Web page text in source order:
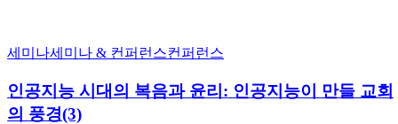
세미나세미나 & 컨퍼런스컨퍼런스
인공지능 시대의 복음과 윤리: 인공지능이 만들 교회
의 풍경(3)